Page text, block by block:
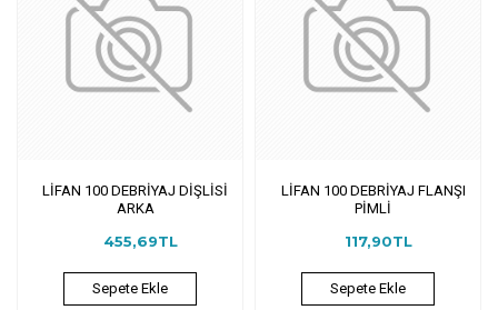
LİFAN 100 DEBRİYAJ DİŞLİSİ
ARKA
455,69TL
Sepete Ekle
LİFAN 100 DEBRİYAJ FLANŞI
PİMLİ
117,90TL
Sepete Ekle